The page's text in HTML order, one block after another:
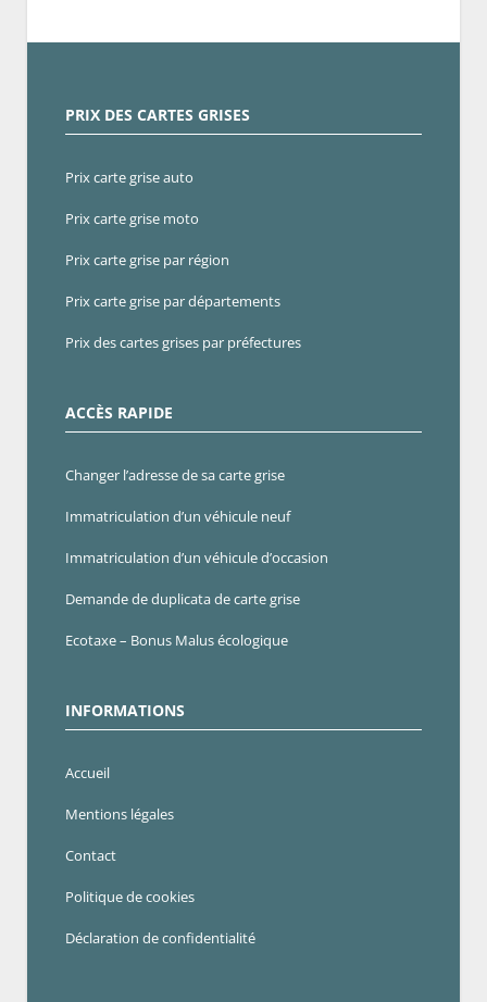
PRIX DES CARTES GRISES
Prix carte grise auto
Prix carte grise moto
Prix carte grise par région
Prix carte grise par départements
Prix des cartes grises par préfectures
ACCÈS RAPIDE
Changer l’adresse de sa carte grise
Immatriculation d’un véhicule neuf
Immatriculation d’un véhicule d’occasion
Demande de duplicata de carte grise
Ecotaxe – Bonus Malus écologique
INFORMATIONS
Accueil
Mentions légales
Contact
Politique de cookies
Déclaration de confidentialité